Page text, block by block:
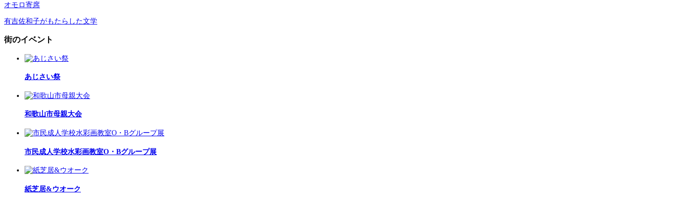
オモロ寄席
有吉佐和子がもたらした文学
街のイベント
あじさい祭
和歌山市母親大会
市民成人学校水彩画教室O・Bグループ展
紙芝居&ウオーク